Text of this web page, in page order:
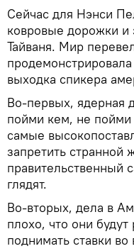
Сейчас для Нэнси
ковровые дорожки и
Тайваня. Мир
выходка спикера
Во-первых, ядерная
пойми кем, не пойми
самые
запретить
правительственный
глядят.
Во-вторых, дела в
плохо, что они
поднимать ставки во